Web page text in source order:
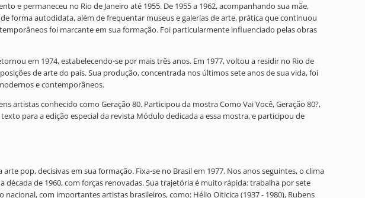
e permaneceu no Rio de Janeiro até 1955. De 1955 a 1962, acompanhando sua mãe,
forma autodidata, além de frequentar museus e galerias de arte, prática que continuou
foi marcante em sua formação. Foi particularmente influenciado pelas obras
em 1974, estabelecendo-se por mais três anos. Em 1977, voltou a residir no Rio de
de arte do país. Sua produção, concentrada nos últimos sete anos de sua vida, foi
e contemporâneos.
conhecido como Geração 80. Participou da mostra Como Vai Você, Geração 80?,
para a edição especial da revista Módulo dedicada a essa mostra, e participou de
pop, decisivas em sua formação. Fixa-se no Brasil em 1977. Nos anos seguintes, o clima
de 1960, com forças renovadas. Sua trajetória é muito rápida: trabalha por sete
com importantes artistas brasileiros, como: Hélio Oiticica (1937 - 1980), Rubens